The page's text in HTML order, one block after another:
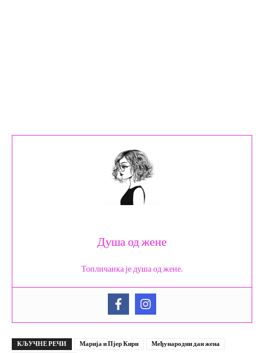
Душа од жене
Топличанка је душа од жене.
КЉУЧНЕ РЕЧИ Марија и Пјер Кири
Међународни дан жена